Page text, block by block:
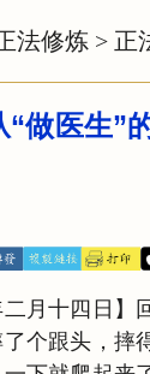
法修炼 > 正
做医生”
二月十四日】
个跟头，摔